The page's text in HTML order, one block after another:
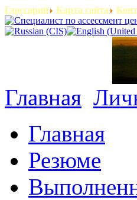
Глоссарий Карта сайта
Главная
Главная
Резюме